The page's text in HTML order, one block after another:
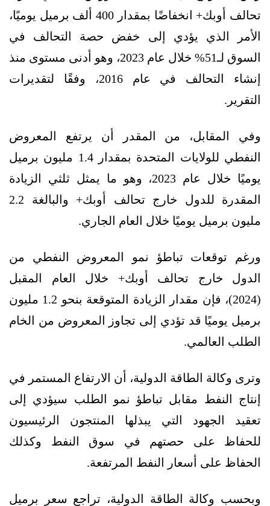
تحالف أوبك+ انخفاضًا بمقدار 400 ألف برميل يوميًا،
الأمر الذي يؤدي إلى خفض حصة التحالف في
السوق لـ51% خلال عام 2023، وهو أدنى مستوى منذ
إنشاء التحالف في عام 2016، وفقًا لتقديرات
التقرير.
وفي المقابل، من المقدر أن يرتفع المعروض
النفطي للولايات المتحدة بمقدار 1.4 مليون برميل
يوميًا خلال عام 2023، وهو ما يمثل ثلثي الزيادة
المقدرة للدول خارج تحالف أوبك+ والبالغة 2.2
مليون برميل يوميًا خلال العام الجاري.
ورغم توقعات تباطؤ نمو المعروض النفطي من
الدول خارج تحالف أوبك+ خلال العام المقبل
(2024)، فإن مقدار الزيادة المتوقعة بنحو 1.2 مليون
برميل يوميًا قد تؤدي إلى تجاوز المعروض من الخام
الطلب العالمي.
وترى وكالة الطاقة الدولية، أن الارتفاع المستمر في
إنتاج النفط مقابل تباطؤ نمو الطلب سيؤدي إلى
تعقيد الجهود التي يبذلها المنتجون الرئيسيون
للحفاظ على حصتهم في سوق النفط وكذلك
الحفاظ على أسعار النفط المرتفعة.
وبحسب وكالة الطاقة الدولية، تراجع سعر برميل